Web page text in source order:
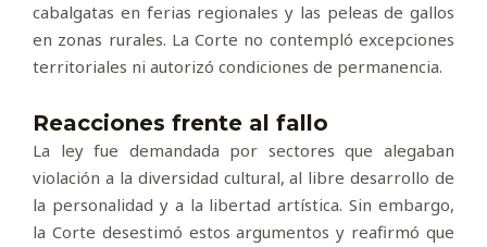
cabalgatas en ferias regionales y las peleas de gallos
en zonas rurales. La Corte no contempló excepciones
territoriales ni autorizó condiciones de permanencia.
Reacciones frente al fallo
La ley fue demandada por sectores que alegaban
violación a la diversidad cultural, al libre desarrollo de
la personalidad y a la libertad artística. Sin embargo,
la Corte desestimó estos argumentos y reafirmó que